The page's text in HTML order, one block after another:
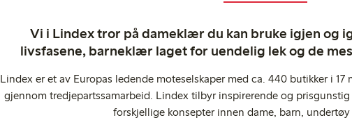
Vi i Lindex tror på dameklær du kan bruke igjen og
livsfasene, barneklær laget for uendelig lek og de
Lindex er et av Europas ledende moteselskaper med ca. 440 butikker i
gjennom tredjepartssamarbeid. Lindex tilbyr inspirerende og
forskjellige konsepter innen dame, barn, undertøy